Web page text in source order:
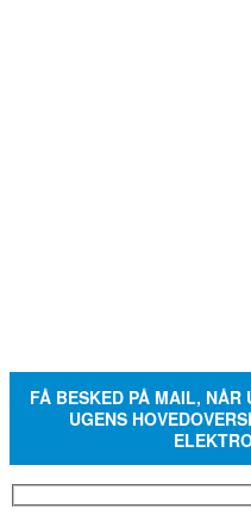
FÅ BESKED PÅ MAIL, NÅR
UGENS